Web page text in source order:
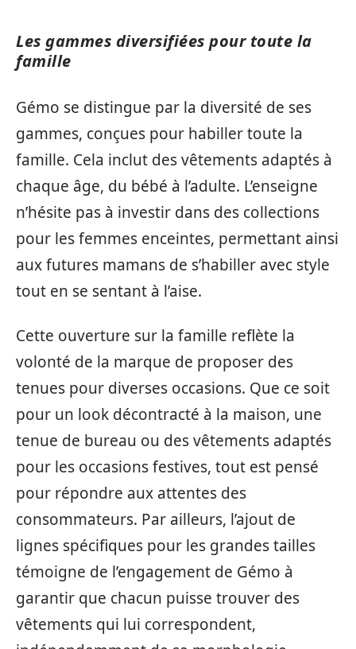
Les gammes diversifiées pour toute la
famille
Gémo se distingue par la diversité de ses
gammes, conçues pour habiller toute la
famille. Cela inclut des vêtements adaptés à
chaque âge, du bébé à l’adulte. L’enseigne
n’hésite pas à investir dans des collections
pour les femmes enceintes, permettant ainsi
aux futures mamans de s’habiller avec style
tout en se sentant à l’aise.
Cette ouverture sur la famille reflète la
volonté de la marque de proposer des
tenues pour diverses occasions. Que ce soit
pour un look décontracté à la maison, une
tenue de bureau ou des vêtements adaptés
pour les occasions festives, tout est pensé
pour répondre aux attentes des
consommateurs. Par ailleurs, l’ajout de
lignes spécifiques pour les grandes tailles
témoigne de l’engagement de Gémo à
garantir que chacun puisse trouver des
vêtements qui lui correspondent,